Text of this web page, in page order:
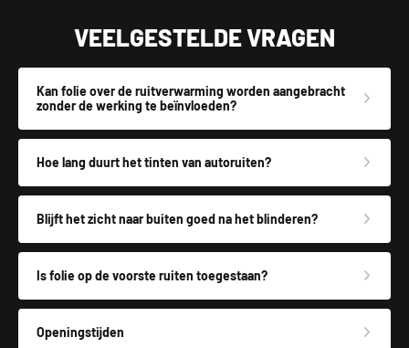
VEELGESTELDE VRAGEN
Kan folie over de ruitverwarming worden aangebracht
zonder de werking te beïnvloeden?
Hoe lang duurt het tinten van autoruiten?
Blijft het zicht naar buiten goed na het blinderen?
Is folie op de voorste ruiten toegestaan?
Openingstijden